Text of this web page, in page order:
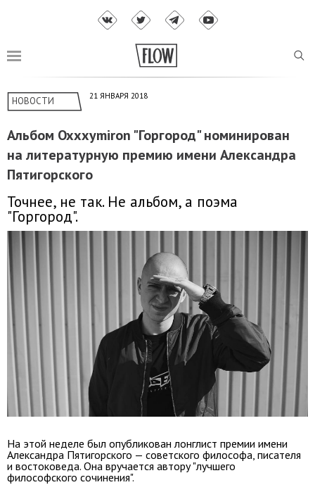
НОВОСТИ 21 ЯНВАРЯ 2018
Альбом Oxxxymiron "Горгород" номинирован
на литературную премию имени Александра
Пятигорского
Точнее, не так. Не альбом, а поэма
"Горгород".
На этой неделе был опубликован лонглист премии имени
Александра Пятигорского — советского философа, писателя
и востоковеда. Она вручается автору "лучшего
философского сочинения".